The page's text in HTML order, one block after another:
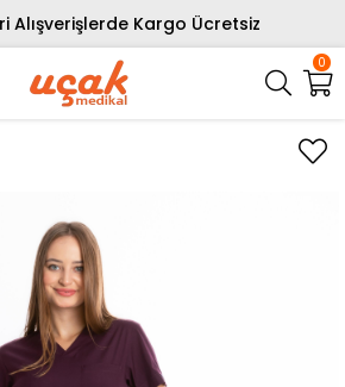
Alışverişlerde Kargo Ücretsiz
0